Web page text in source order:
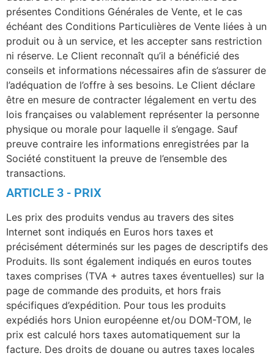
présentes Conditions Générales de Vente, et le cas
échéant des Conditions Particulières de Vente liées à un
produit ou à un service, et les accepter sans restriction
ni réserve. Le Client reconnaît qu’il a bénéficié des
conseils et informations nécessaires afin de s’assurer de
l’adéquation de l’offre à ses besoins. Le Client déclare
être en mesure de contracter légalement en vertu des
lois françaises ou valablement représenter la personne
physique ou morale pour laquelle il s’engage. Sauf
preuve contraire les informations enregistrées par la
Société constituent la preuve de l’ensemble des
transactions.
ARTICLE 3 - PRIX
Les prix des produits vendus au travers des sites
Internet sont indiqués en Euros hors taxes et
précisément déterminés sur les pages de descriptifs des
Produits. Ils sont également indiqués en euros toutes
taxes comprises (TVA + autres taxes éventuelles) sur la
page de commande des produits, et hors frais
spécifiques d’expédition. Pour tous les produits
expédiés hors Union européenne et/ou DOM-TOM, le
prix est calculé hors taxes automatiquement sur la
facture. Des droits de douane ou autres taxes locales